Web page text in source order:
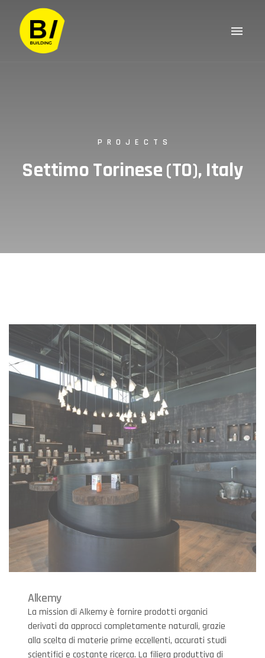
PROJECTS
Settimo Torinese (TO), Italy
Alkemy
La mission di Alkemy è fornire prodotti organici
derivati da approcci completamente naturali, grazie
alla scelta di materie prime eccellenti, accurati studi
scientifici e costante ricerca. La filiera produttiva di